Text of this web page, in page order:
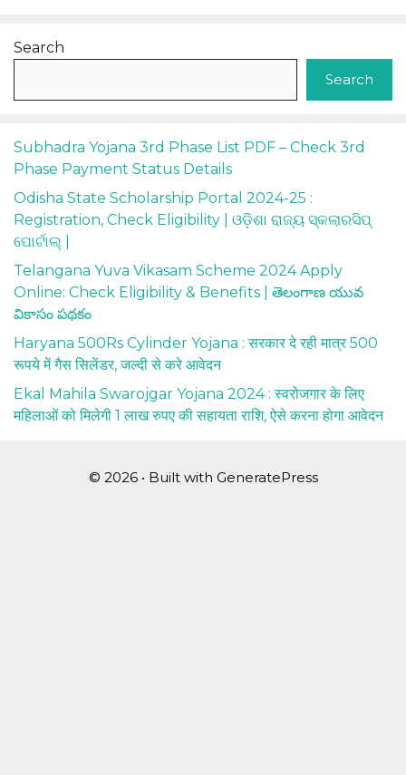
Search
Search
Subhadra Yojana 3rd Phase List PDF – Check 3rd
Phase Payment Status Details
Odisha State Scholarship Portal 2024-25 :
Registration, Check Eligibility | ଓଡ଼ିଶା ରାଜ୍ୟ ସ୍କଲାରସିପ୍
ପୋର୍ଟାଲ୍ |
Telangana Yuva Vikasam Scheme 2024 Apply
Online: Check Eligibility & Benefits | తెలంగాణ యువ
వికాసం పథకం
Haryana 500Rs Cylinder Yojana : सरकार दे रही मात्र 500
रूपये में गैस सिलेंडर, जल्दी से करे आवेदन
Ekal Mahila Swarojgar Yojana 2024 : स्वरोजगार के लिए
महिलाओं को मिलेगी 1 लाख रुपए की सहायता राशि, ऐसे करना होगा आवेदन
© 2026 • Built with GeneratePress